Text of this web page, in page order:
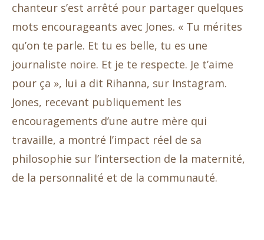
chanteur s’est arrêté pour partager quelques
mots encourageants avec Jones. « Tu mérites
qu’on te parle. Et tu es belle, tu es une
journaliste noire. Et je te respecte. Je t’aime
pour ça », lui a dit Rihanna, sur Instagram.
Jones, recevant publiquement les
encouragements d’une autre mère qui
travaille, a montré l’impact réel de sa
philosophie sur l’intersection de la maternité,
de la personnalité et de la communauté.